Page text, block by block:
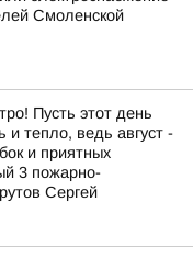
Смоленской
Пусть этот день
и тепло, ведь август -
и приятных
3 пожарно-
Сергей